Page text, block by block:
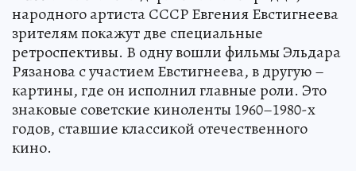
народного артиста СССР Евгения Евстигнеева
зрителям покажут две специальные
ретроспективы. В одну вошли фильмы Эльдара
Рязанова с участием Евстигнеева, в другую –
картины, где он исполнил главные роли. Это
знаковые советские киноленты 1960–1980-х
годов, ставшие классикой отечественного
кино.